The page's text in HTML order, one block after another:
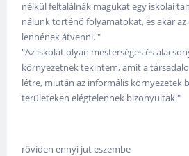
nélkül feltalálnák magukat egy iskolai
nálunk történő folyamatokat, és akár az
lennének átvenni. "
"Az iskolát olyan mesterséges és
környezetnek tekintem, amit a
létre, miután az informális környezetek
területeken elégtelennek bizonyultak."
röviden ennyi jut eszembe